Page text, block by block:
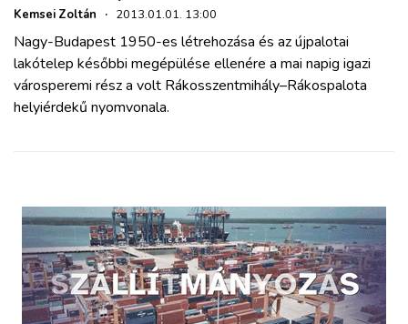
Kemsei Zoltán · 2013.01.01. 13:00
Nagy-Budapest 1950-es létrehozása és az újpalotai
lakótelep későbbi megépülése ellenére a mai napig igazi
városperemi rész a volt Rákosszentmihály–Rákospalota
helyiérdekű nyomvonala.